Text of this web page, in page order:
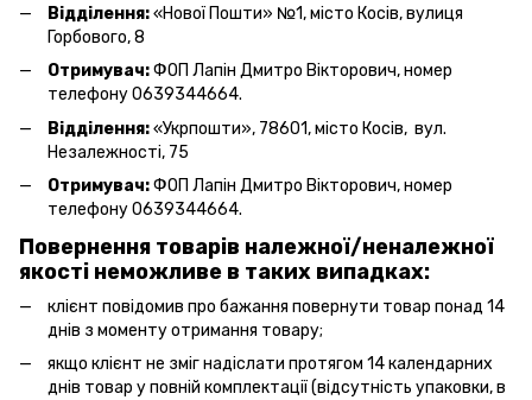
Відділення:«Нової Пошти» №1, місто Косів, вулиця
Горбового, 8
Отримувач:ФОП Лапін Дмитро Вікторович, номер
телефону 0639344664.
Відділення:«Укрпошти», 78601, місто Косів, вул.
Незалежності, 75
Отримувач:ФОП Лапін Дмитро Вікторович, номер
телефону 0639344664.
Повернення товарів належної/неналежної
якості неможливе в таких випадках:
клієнт повідомив про бажання повернути товар понад 14
днів з моменту отримання товару;
якщо клієнт не зміг надіслати протягом 14 календарних
днів товар у повній комплектації (відсутність упаковки, в